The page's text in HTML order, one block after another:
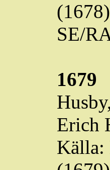
SE/
1679
Erich
Källa: